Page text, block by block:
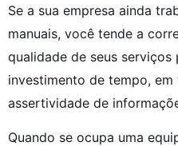
Se a sua empresa ainda
manuais, você tende a
qualidade de seus
investimento de tempo,
assertividade de
Quando se ocupa uma